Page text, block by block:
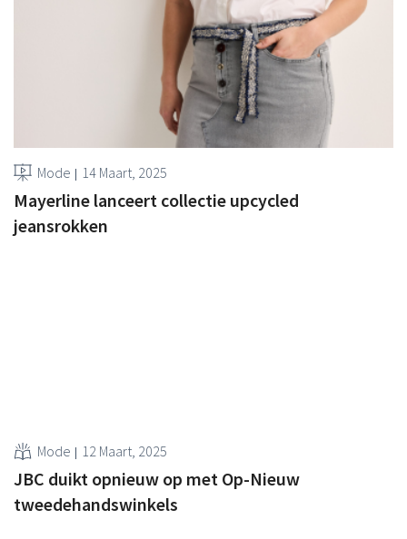
Mode 14 Maart, 2025
Mayerline lanceert collectie upcycled
jeansrokken
Mode 12 Maart, 2025
JBC duikt opnieuw op met Op-Nieuw
tweedehandswinkels